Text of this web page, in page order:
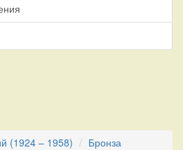
(1924 – 1958)
Бронза